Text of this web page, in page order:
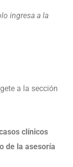
ingresa a la
a la sección
clínicos
de la asesoría